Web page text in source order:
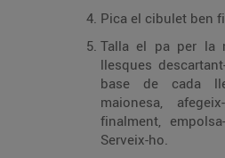
Pica el cibulet ben fi
Talla el pa per la
llesques
base de cada
maionesa,
finalment,
Serveix-ho.